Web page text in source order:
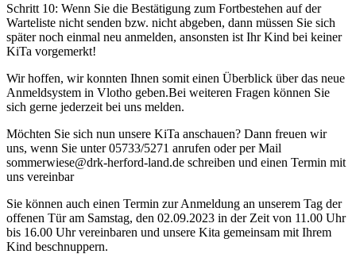
Schritt 10: Wenn Sie die Bestätigung zum Fortbestehen auf der
Warteliste nicht senden bzw. nicht abgeben, dann müssen Sie sich
später noch einmal neu anmelden, ansonsten ist Ihr Kind bei keiner
KiTa vorgemerkt!
Wir hoffen, wir konnten Ihnen somit einen Überblick über das neue
Anmeldsystem in Vlotho geben.Bei weiteren Fragen können Sie
sich gerne jederzeit bei uns melden.
Möchten Sie sich nun unsere KiTa anschauen? Dann freuen wir
uns, wenn Sie unter 05733/5271 anrufen oder per Mail
sommerwiese@drk-herford-land.de schreiben und einen Termin mit
uns vereinbar
Sie können auch einen Termin zur Anmeldung an unserem Tag der
offenen Tür am Samstag, den 02.09.2023 in der Zeit von 11.00 Uhr
bis 16.00 Uhr vereinbaren und unsere Kita gemeinsam mit Ihrem
Kind beschnuppern.